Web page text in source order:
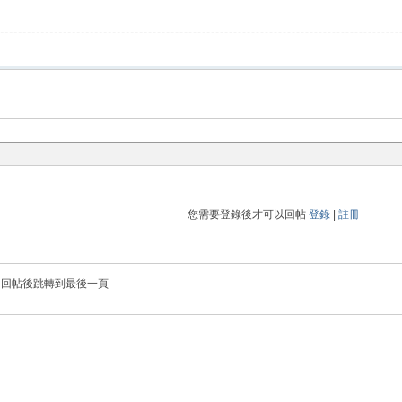
您需要登錄後才可以回帖 登錄| 註冊
回帖後跳轉到最後一頁